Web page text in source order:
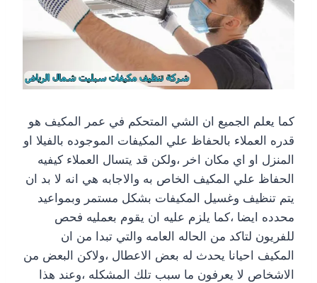
كما يعلم الجميع ان الشي المتحكم في عمر المكيف هو
قدره العملاء بالحفاظ علي المكيفات الموجوده بالفيلا او
المنزل او اي مكان اخر ،ولكن قد يتسال العملاء كيفيه
الحفاظ علي المكيف الخاص به والاجابه هي انه لا بد ان
يتم تنظيف وغسيل المكيفات بشكل مستمر وبمواعيد
محدده ايضا ،كما يلزم عليه ان يقوم بعمليه فحص
للفريون لتاكد من الحاله العامه والتي تبدا من ان
المكيف احيانا يحدث له بعض الاعطال ،ولاكن البعض من
الاشخاص لا يعرفون ما سبب تلك المشكله ،وعند هذا